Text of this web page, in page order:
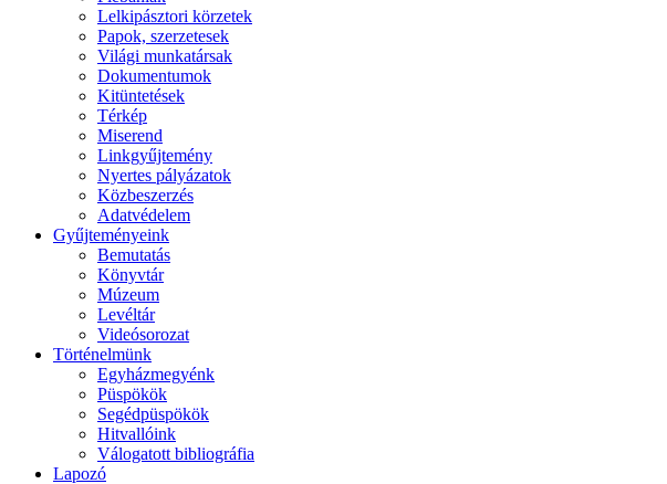
Lelkipásztori körzetek
Papok, szerzetesek
Világi munkatársak
Dokumentumok
Kitüntetések
Térkép
Miserend
Linkgyűjtemény
Nyertes pályázatok
Közbeszerzés
Adatvédelem
Gyűjteményeink
Bemutatás
Könyvtár
Múzeum
Levéltár
Videósorozat
Történelmünk
Egyházmegyénk
Püspökök
Segédpüspökök
Hitvallóink
Válogatott bibliográfia
Lapozó